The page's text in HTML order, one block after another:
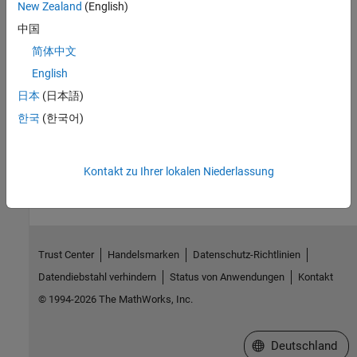
Automatically Number Document Content
What Are Reporters?
Get an overview of reporters and how to use them, and an
New Zealand (English)
中国
简体中文
English
日本 (日本語)
한국 (한국어)
Kontakt zu Ihrer lokalen Niederlassung
Trust Center Handelsmarken
Datenschutz-Richtlinien
Datendiebstahl verhindern
Status von Anwendungen
Kontakt
© 1994-2026 The MathWorks, Inc.
Website auswählen
Deutschland